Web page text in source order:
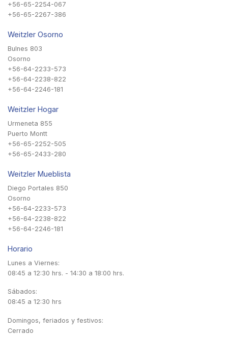
+56-65-2254-067
+56-65-2267-386
Weitzler Osorno
Bulnes 803
Osorno
+56-64-2233-573
+56-64-2238-822
+56-64-2246-181
Weitzler Hogar
Urmeneta 855
Puerto Montt
+56-65-2252-505
+56-65-2433-280
Weitzler Mueblista
Diego Portales 850
Osorno
+56-64-2233-573
+56-64-2238-822
+56-64-2246-181
Horario
Lunes a Viernes:
08:45 a 12:30 hrs. - 14:30 a 18:00 hrs.
Sábados:
08:45 a 12:30 hrs
Domingos, feriados y festivos:
Cerrado